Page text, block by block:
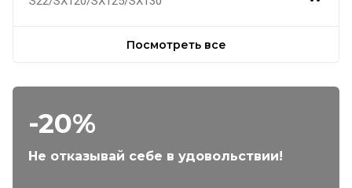
Посмотреть все
-20%
Не отказывай себе в удовольствии!